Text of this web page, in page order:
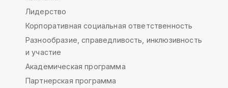
Лидерство
Корпоративная социальная ответственность
Разнообразие, справедливость, инклюзивность
и участие
Академическая программа
Партнерская программа